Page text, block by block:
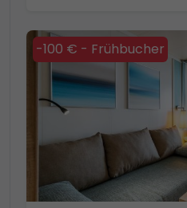
-100 € - Frühbucher